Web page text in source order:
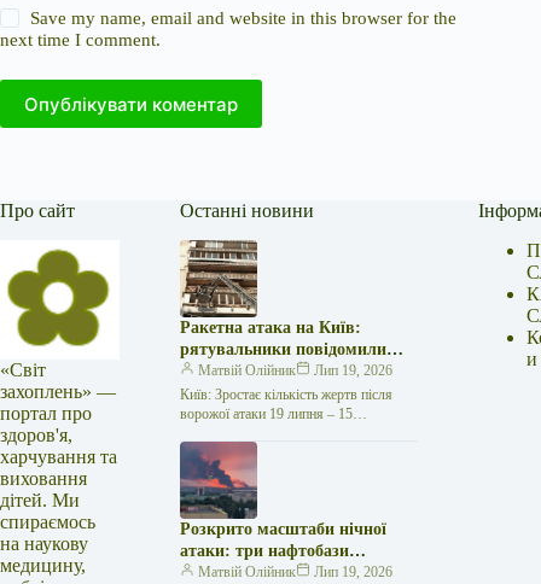
Save my name, email and website in this browser for the
next time I comment.
Опублікувати коментар
Про сайт
«Світ
захоплень» —
портал про
здоров'я,
харчування та
виховання
дітей. Ми
спираємось
на наукову
медицину,
Останні новини
Ракетна атака на Київ:
рятувальники повідомили
про 15 поранених
Матвій Олійник
Лип 19, 2026
Київ: Зростає кількість жертв після
ворожої атаки 19 липня – 15
російської агресії, що сталася у
столиці…
Розкрито масштаби нічної
атаки: три нафтобази
палають у Ставрополі –
Матвій Олійник Лип 19, 2026
и